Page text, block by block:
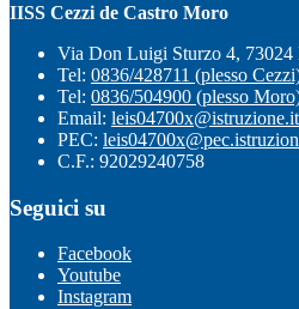
IISS Cezzi de Castro Moro
Via Don Luigi Sturzo 4, 73024
Tel: 0836/428711 (plesso
Tel: 0836/504900 (plesso
Email: leis04700x@istruzione.it
PEC:
C.F.: 92029240758
Seguici su
Facebook
Youtube
Instagram